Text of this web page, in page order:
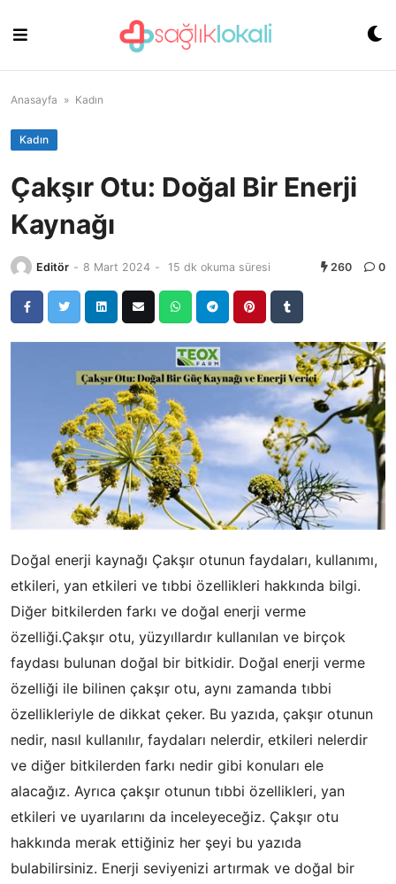
content
Anasayfa » Kadın
Kadın
Çakşır Otu: Doğal Bir Enerji
Kaynağı
Editör - 8 Mart 2024 - 15 dk okuma süresi 260 0
Doğal enerji kaynağı Çakşır otunun faydaları, kullanımı,
etkileri, yan etkileri ve tıbbi özellikleri hakkında bilgi.
Diğer bitkilerden farkı ve doğal enerji verme
özelliği.Çakşır otu, yüzyıllardır kullanılan ve birçok
faydası bulunan doğal bir bitkidir. Doğal enerji verme
özelliği ile bilinen çakşır otu, aynı zamanda tıbbi
özellikleriyle de dikkat çeker. Bu yazıda, çakşır otunun
nedir, nasıl kullanılır, faydaları nelerdir, etkileri nelerdir
ve diğer bitkilerden farkı nedir gibi konuları ele
alacağız. Ayrıca çakşır otunun tıbbi özellikleri, yan
etkileri ve uyarılarını da inceleyeceğiz. Çakşır otu
hakkında merak ettiğiniz her şeyi bu yazıda
bulabilirsiniz. Enerji seviyenizi artırmak ve doğal bir